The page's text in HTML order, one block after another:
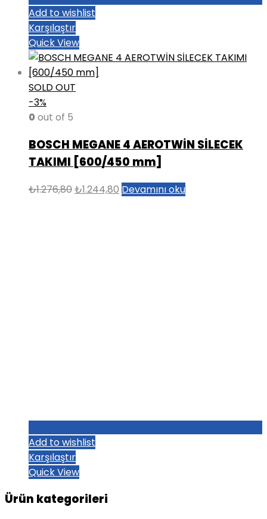
Add to wishlist
Karşılaştır
Quick View
SOLD OUT
-3%
0 out of 5
BOSCH MEGANE 4 AEROTWİN SİLECEK
TAKIMI [600/450 mm]
₺1.276,80Orijinal
₺1.244,80 Şu
Devamını oku
Add to wishlist
Karşılaştır
Quick View
Ürün kategorileri